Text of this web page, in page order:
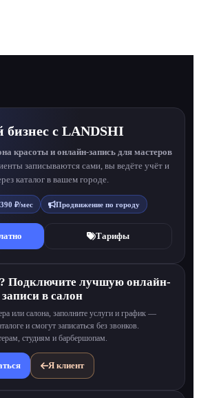
бизнес с LANDSHI
красоты и онлайн-запись для мастеров
записываются сами, вы ведёте учёт и
каталог в вашем городе.
₽/мес Продвижение по городу
Тарифы
Подключите лучшую онлайн-
в салон
или салона, заполните услуги и график —
и смогут записаться без звонков.
студиям и барбершопам.
Я клиент